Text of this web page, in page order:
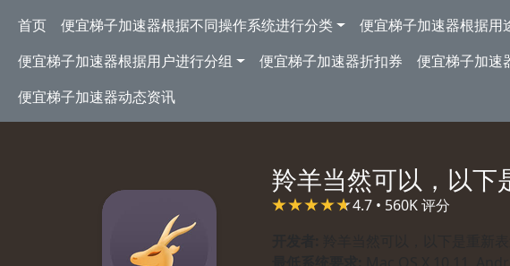
Main navigation
首页 便宜梯子加速器根据不同操作系统进行分类 便宜梯子加速器根据用
便宜梯子加速器根据用户进行分组
便宜梯子加速器折扣券 便宜梯子加
便宜梯子加速器动态资讯
羚羊当然可以，以下
4.7 • 560K 评分